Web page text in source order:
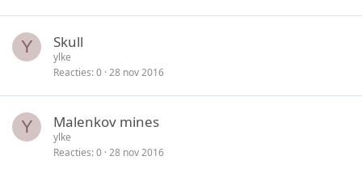
Y Skull
ylke
Reacties 0 28 nov 2016
Y Malenkov mines
ylke
Reacties 0 28 nov 2016